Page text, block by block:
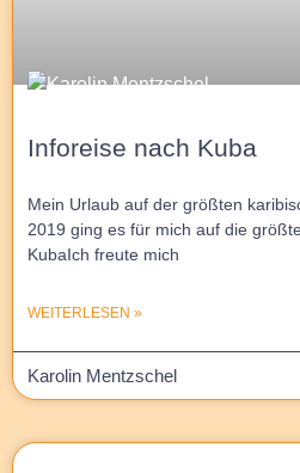
Inforeise nach Kuba
Mein Urlaub auf der größten
2019 ging es für mich auf die
KubaIch freute mich
WEITERLESEN »
Karolin Mentzschel